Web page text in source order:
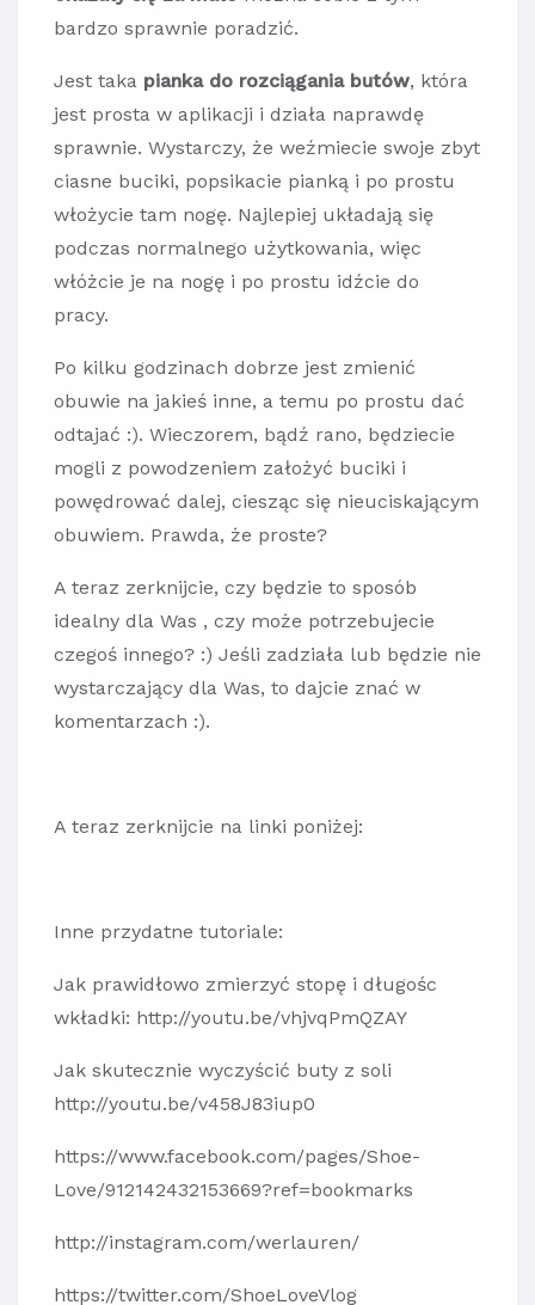
bardzo sprawnie poradzić.
Jest taka pianka do rozciągania butów, która
jest prosta w aplikacji i działa naprawdę
sprawnie. Wystarczy, że weźmiecie swoje zbyt
ciasne buciki, popsikacie pianką i po prostu
włożycie tam nogę. Najlepiej układają się
podczas normalnego użytkowania, więc
włóżcie je na nogę i po prostu idźcie do
pracy.
Po kilku godzinach dobrze jest zmienić
obuwie na jakieś inne, a temu po prostu dać
odtajać :). Wieczorem, bądź rano, będziecie
mogli z powodzeniem założyć buciki i
powędrować dalej, ciesząc się nieuciskającym
obuwiem. Prawda, że proste?
A teraz zerknijcie, czy będzie to sposób
idealny dla Was , czy może potrzebujecie
czegoś innego? :) Jeśli zadziała lub będzie nie
wystarczający dla Was, to dajcie znać w
komentarzach :).
A teraz zerknijcie na linki poniżej:
Inne przydatne tutoriale:
Jak prawidłowo zmierzyć stopę i długośc
wkładki: http://youtu.be/vhjvqPmQZAY
Jak skutecznie wyczyścić buty z soli
http://youtu.be/v458J83iup0
https://www.facebook.com/pages/Shoe-
Love/912142432153669?ref=bookmarks
http://instagram.com/werlauren/
https://twitter.com/ShoeLoveVlog